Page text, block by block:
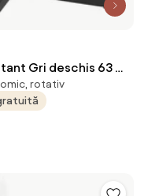
Gri deschis 63 x
rotativ